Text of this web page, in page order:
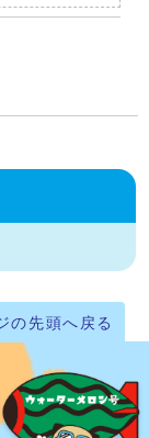
の先頭へ戻る